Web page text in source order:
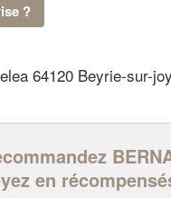
?
64120 Beyrie-sur-
en